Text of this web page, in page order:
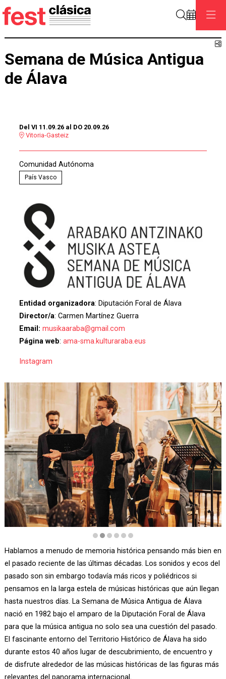
Semana de Música Antigua
de Álava
Del VI 11.09.26al DO 20.09.26
Vitoria-Gasteiz
Comunidad Autónoma
País Vasco
Entidad organizadora: Diputación Foral de Álava
Director/a: Carmen Martínez Guerra
Email: musikaaraba@gmail.com
Página web: ama-sma.kulturaraba.eus
Instagram
Hablamos a menudo de memoria histórica pensando más bien en
el pasado reciente de las últimas décadas. Los sonidos y ecos del
pasado son sin embargo todavía más ricos y poliédricos si
pensamos en la larga estela de músicas históricas que aún llegan
hasta nuestros días. La Semana de Música Antigua de Álava
nació en 1982 bajo el amparo de la Diputación Foral de Álava
para que la música antigua no solo sea una cuestión del pasado.
El fascinante entorno del Territorio Histórico de Álava ha sido
durante estos 40 años lugar de descubrimiento, de encuentro y
de disfrute alrededor de las músicas históricas de las figuras más